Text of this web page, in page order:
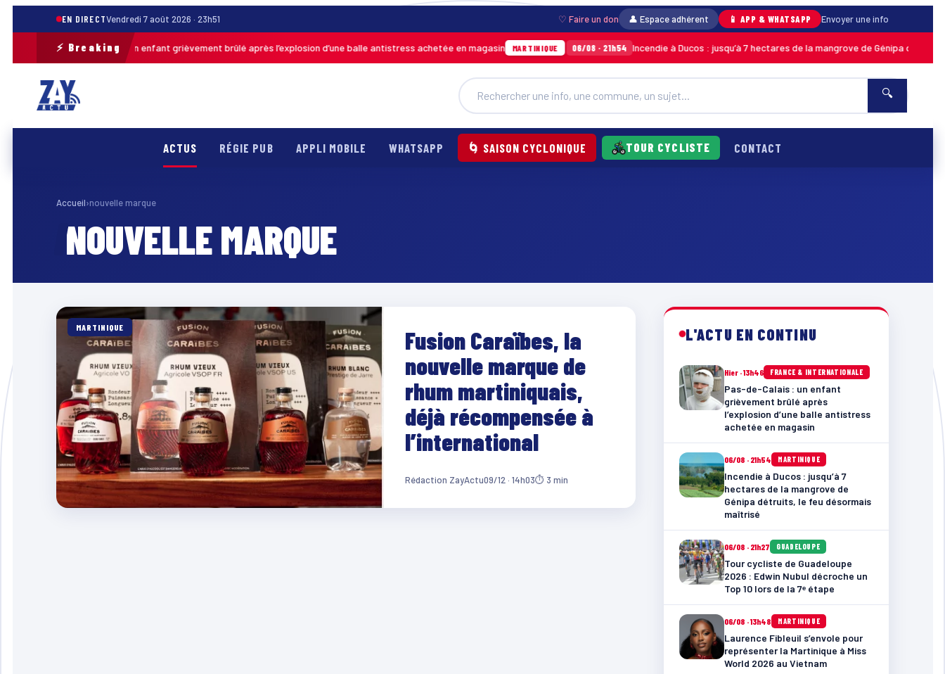
EN DIRECTVendredi 7 août 2026 · 23h51 ♡ Faire un don 👤 Espace adhérent 📱 APP & WHATSAPP Envoyer une info
⚡ Breaking
Pas-de-Calais : un enfant grièvement brûlé après l’explosion d’une balle antistress achetée en magasin MARTINIQUE 06/08 · 21h54 Incendie à Ducos : jusqu’à 7 hectares de la mangrove de Génipa détruits, le
🔍
ACTUS RÉGIE PUB APPLI MOBILE WHATSAPP 🌀 SAISON CYCLONIQUE TOUR CYCLISTE CONTACT
Accueil›nouvelle marque
NOUVELLE MARQUE
MARTINIQUE
Fusion Caraïbes, la
nouvelle marque de
rhum martiniquais,
déjà récompensée à
l’international
Rédaction ZayActu09/12 · 14h03⏱ 3 min
L'ACTU EN CONTINU
Hier · 13h46 FRANCE & INTERNATIONALE
Pas-de-Calais : un enfant
grièvement brûlé après
l’explosion d’une balle antistress
achetée en magasin
06/08 · 21h54 MARTINIQUE
Incendie à Ducos : jusqu’à 7
hectares de la mangrove de
Génipa détruits, le feu désormais
maîtrisé
06/08 · 21h27 GUADELOUPE
Tour cycliste de Guadeloupe
2026 : Edwin Nubul décroche un
Top 10 lors de la 7ᵉ étape
06/08 · 13h48 MARTINIQUE
Laurence Fibleuil s’envole pour
représenter la Martinique à Miss
World 2026 au Vietnam